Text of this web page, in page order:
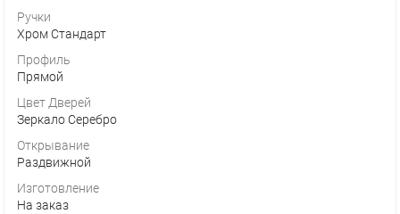
Ручки
Хром Стандарт
Профиль
Прямой
Цвет Дверей
Зеркало Серебро
Открывание
Раздвижной
Изготовление
На заказ